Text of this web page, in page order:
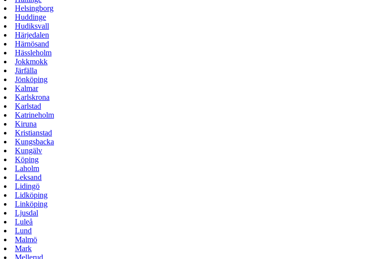
Helsingborg
Huddinge
Hudiksvall
Härjedalen
Härnösand
Hässleholm
Jokkmokk
Järfälla
Jönköping
Kalmar
Karlskrona
Karlstad
Katrineholm
Kiruna
Kristianstad
Kungsbacka
Kungälv
Köping
Laholm
Leksand
Lidingö
Lidköping
Linköping
Ljusdal
Luleå
Lund
Malmö
Mark
Mellerud